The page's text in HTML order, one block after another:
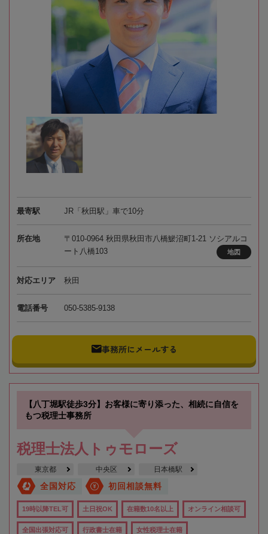
最寄駅 JR「秋田駅」車で10分
所在地
〒010-0964 秋田県秋田市八橋鯲沼町1-21 ソシアルコ
ート八橋103
地図
対応エリア 秋田
電話番号 050-5385-9138
事務所にメールする
【八丁堀駅徒歩3分】お客様に寄り添った、相続に自信を
もつ税理士事務所
税理士法人トゥモローズ
東京都 中央区 日本橋駅
全国対応 初回相談無料
19時以降TEL可 土日祝OK 在籍数10名以上 オンライン相談可
全国出張対応可 行政書士在籍 女性税理士在籍